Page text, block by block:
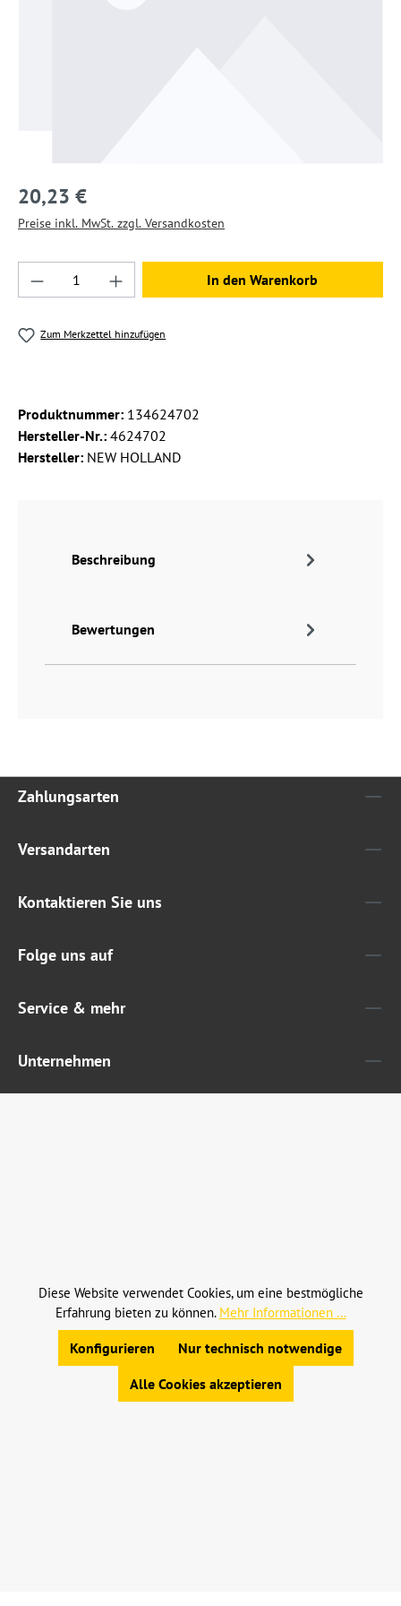
20,23 €
Preise inkl. MwSt. zzgl. Versandkosten
Produkt Anzahl: Gib den gewünschten
In den Warenkorb
Zum Merkzettel hinzufügen
Produktnummer: 134624702
Hersteller-Nr.: 4624702
Hersteller: NEW HOLLAND
Beschreibung
Bewertungen
Zahlungsarten
Versandarten
Kontaktieren Sie uns
Folge uns auf
Service & mehr
Unternehmen
© 2023 Leinweber Landtechnik GmbH & Co. KG
Allgemeine Geschäftsbedingungen|
Widerrufsbelehrung
Impressum
Diese Website verwendet Cookies, um eine bestmögliche
Erfahrung bieten zu können. Mehr Informationen ...
Nur technisch notwendige
Konfigurieren
Alle Cookies akzeptieren